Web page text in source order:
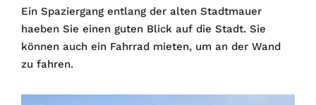
Ein Spaziergang entlang der alten Stadtmauer
haeben Sie einen guten Blick auf die Stadt. Sie
können auch ein Fahrrad mieten, um an der Wand
zu fahren.